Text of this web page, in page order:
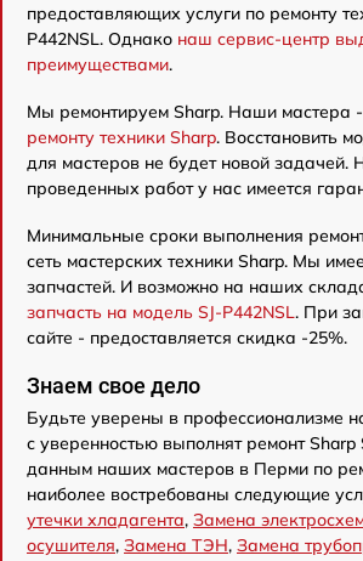
предоставляющих услуги по ремонту
P442NSL. Однако наш сервис-центр
преимуществами.
Мы ремонтируем Sharp. Наши мастера -
ремонту техники Sharp. Восстановить
для мастеров не будет новой задачей.
проведенных работ у нас имеется
Минимальные сроки выполнения
сеть мастерских техники Sharp. Мы
запчастей. И возможно на наших
запчасть на модель SJ-P442NSL. При
сайте - предоставляется скидка -25%.
Знаем свое дело
Будьте уверены в профессионализме
с уверенностью выполнят ремонт Sharp
данным наших мастеров в Перми по
наиболее востребованы следующие
утечки хладагента, Замена
осушителя, Замена ТЭН, Замена